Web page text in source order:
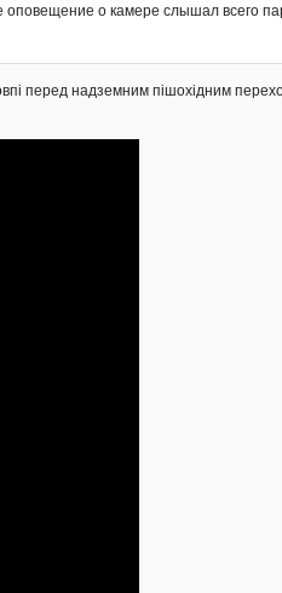
о камере слышал всего
перед надземним пішохідним